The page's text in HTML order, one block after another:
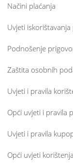
Načini plaćanja
Uvjeti
Podnošenje
Zaštita osobnih
Uvjeti i pravila
Opći uvjeti i pravila
Uvjeti i pravila
Opći uvjeti